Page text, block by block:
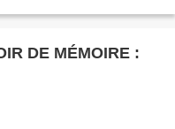
DE MÉMOIRE :